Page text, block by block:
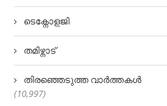
ടെക്നോളജി
തമിഴ്നാട്
തിരഞ്ഞെടുത്ത വാർത്തകൾ
(10,997)